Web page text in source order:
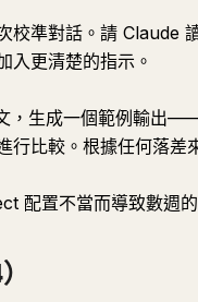
準對話。請 Claude
入更清楚的指示。
，生成一個範例輸出
行比較。根據任何落差
配置不當而導致數週